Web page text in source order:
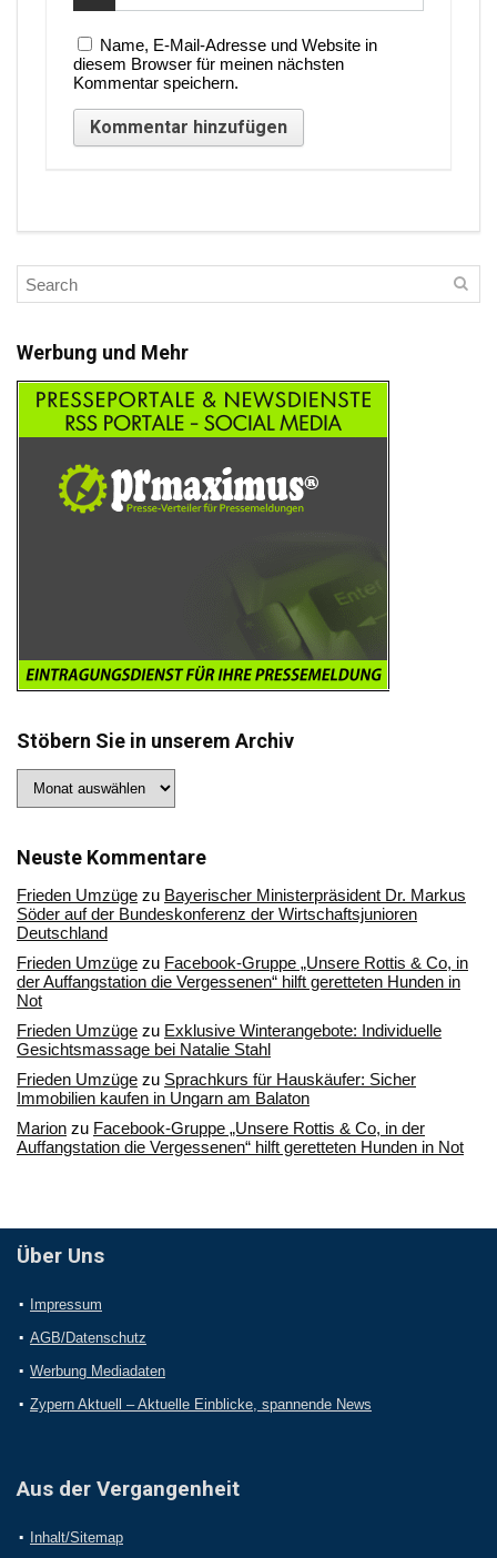
Name, E-Mail-Adresse und Website in
diesem Browser für meinen nächsten
Kommentar speichern.
Werbung und Mehr
Stöbern Sie in unserem Archiv
Sie
Archiv
Neuste Kommentare
Frieden Umzüge zu Bayerischer Ministerpräsident Dr. Markus
Söder auf der Bundeskonferenz der Wirtschaftsjunioren
Deutschland
Frieden Umzüge zu Facebook-Gruppe „Unsere Rottis & Co, in
der Auffangstation die Vergessenen“ hilft geretteten Hunden in
Not
Frieden Umzüge zu Exklusive Winterangebote: Individuelle
Gesichtsmassage bei Natalie Stahl
Frieden Umzüge zu Sprachkurs für Hauskäufer: Sicher
Immobilien kaufen in Ungarn am Balaton
Marion zu Facebook-Gruppe „Unsere Rottis & Co, in der
Auffangstation die Vergessenen“ hilft geretteten Hunden in Not
Über Uns
Impressum
AGB/Datenschutz
Werbung Mediadaten
Zypern Aktuell – Aktuelle Einblicke, spannende News
Aus der Vergangenheit
Inhalt/Sitemap